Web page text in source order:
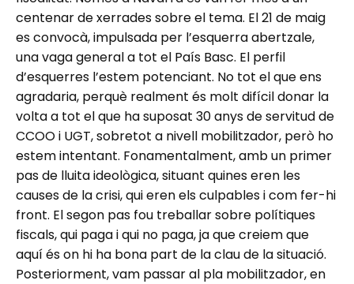
centenar de xerrades sobre el tema. El 21 de maig
es convocà, impulsada per l’esquerra abertzale,
una vaga general a tot el País Basc. El perfil
d’esquerres l’estem potenciant. No tot el que ens
agradaria, perquè realment és molt difícil donar la
volta a tot el que ha suposat 30 anys de servitud de
CCOO i UGT, sobretot a nivell mobilitzador, però ho
estem intentant. Fonamentalment, amb un primer
pas de lluita ideològica, situant quines eren les
causes de la crisi, qui eren els culpables i com fer-hi
front. El segon pas fou treballar sobre polítiques
fiscals, qui paga i qui no paga, ja que creiem que
aquí és on hi ha bona part de la clau de la situació.
Posteriorment, vam passar al pla mobilitzador, en